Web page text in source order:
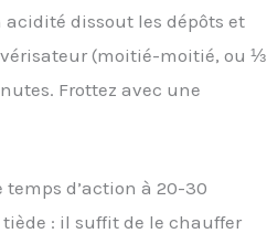
dissout les dépôts et
(moitié-moitié, ou ⅓
Frottez avec une
d’action à 20-30
: il suffit de le chauffer